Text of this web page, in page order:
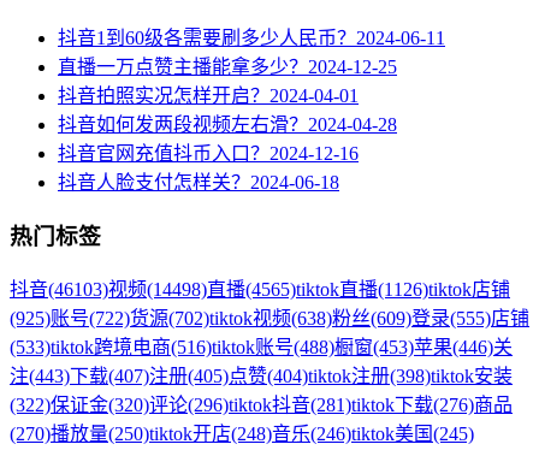
抖音1到60级各需要刷多少人民币？ 2024-06-11
直播一万点赞主播能拿多少？ 2024-12-25
抖音拍照实况怎样开启？ 2024-04-01
抖音如何发两段视频左右滑？ 2024-04-28
抖音官网充值抖币入口？ 2024-12-16
抖音人脸支付怎样关？ 2024-06-18
热门标签
抖音(46103)视频(14498)直播(4565)tiktok直播(1126)tiktok店铺
(925)账号(722)货源(702)tiktok视频(638)粉丝(609)登录(555)店铺
(533)tiktok跨境电商(516)tiktok账号(488)橱窗(453)苹果(446)关
注(443)下载(407)注册(405)点赞(404)tiktok注册(398)tiktok安装
(322)保证金(320)评论(296)tiktok抖音(281)tiktok下载(276)商品
(270)播放量(250)tiktok开店(248)音乐(246)tiktok美国(245)